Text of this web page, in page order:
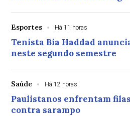
Esportes Há 11 horas
Tenista Bia Haddad
neste segundo semestre
Saúde Há 12 horas
Paulistanos enfrentam
contra sarampo